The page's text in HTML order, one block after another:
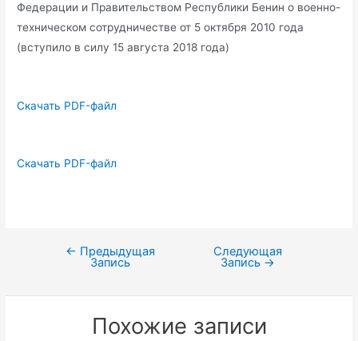
Федерации и Правительством Республики Бенин о военно-
техническом сотрудничестве от 5 октября 2010 года
(вступило в силу 15 августа 2018 года)
Скачать PDF-файл
Скачать PDF-файл
Навигация
записям
← Предыдущая
Запись
Следующая
Запись →
Похожие записи